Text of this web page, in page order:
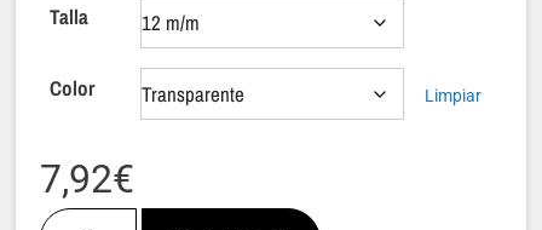
Talla
Color Limpiar
7,92€